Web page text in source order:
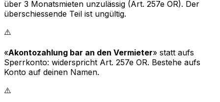
über 3 Monatsmieten unzulässig (Art. 257e OR). Der
überschiessende Teil ist ungültig.
⚠️
«Akontozahlung bar an den Vermieter» statt aufs
Sperrkonto: widerspricht Art. 257e OR. Bestehe aufs
Konto auf deinen Namen.
⚠️